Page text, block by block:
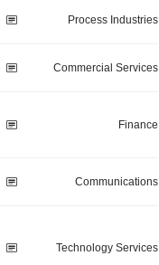
Process Industries
Commercial Services
Finance
Communications
Technology Services